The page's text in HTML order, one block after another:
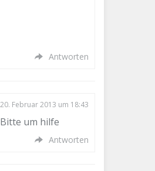
Antworten
20. Februar 2013 um 18:43
um hilfe
Antworten